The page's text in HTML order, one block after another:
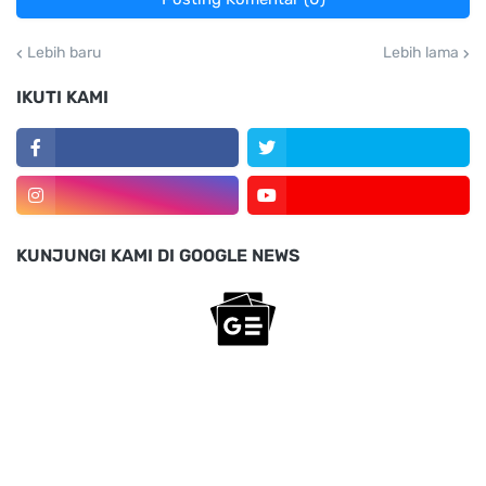
Lebih baru Lebih lama
IKUTI KAMI
KUNJUNGI KAMI DI GOOGLE NEWS